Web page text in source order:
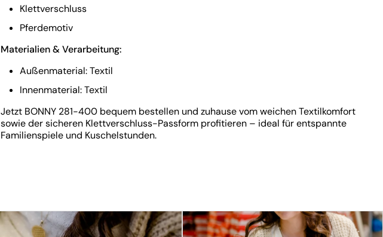
Klettverschluss
Pferdemotiv
Materialien & Verarbeitung:
Außenmaterial: Textil
Innenmaterial: Textil
Jetzt BONNY 281-400 bequem bestellen und zuhause vom weichen Textilkomfort
sowie der sicheren Klettverschluss-Passform profitieren – ideal für entspannte
Familienspiele und Kuschelstunden.